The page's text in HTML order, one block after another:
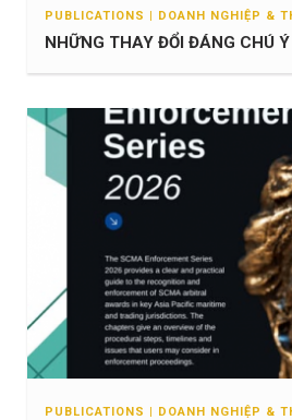
PUBLICATIONS | DOANH NGHIỆP &
NHỮNG THAY ĐỔI ĐÁNG CHÚ
PUBLICATIONS | DOANH NGHIỆP &